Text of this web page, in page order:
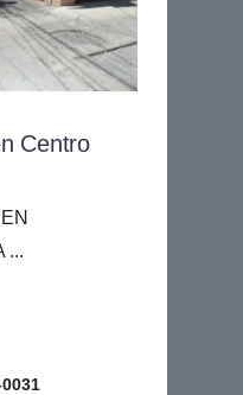
Centro
...